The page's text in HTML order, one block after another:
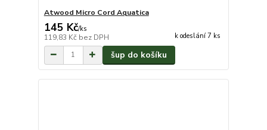
Atwood Micro Cord Aquatica
145 Kč/ks
119,83 Kč bez DPH k odeslání 7 ks
šup do košíku